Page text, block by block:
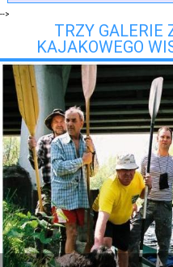
-->
TRZY GALERIE
KAJAKOWEGO